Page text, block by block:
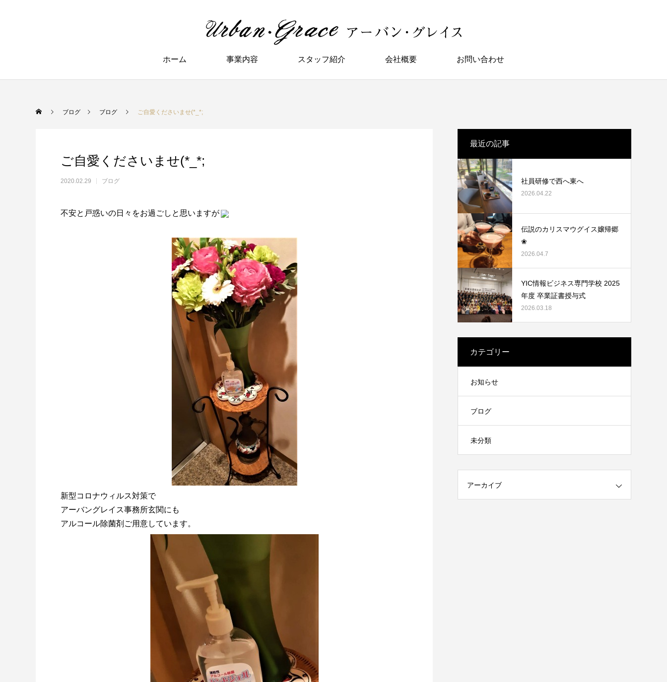
ホーム 事業内容 スタッフ紹介 会社概要 お問い合わせ
ブログ ブログ ご自愛くださいませ(*_*;
ご自愛くださいませ(*_*;
2020.02.29 ブログ
不安と戸惑いの日々をお過ごしと思いますが
新型コロナウィルス対策で
アーバングレイス事務所玄関にも
アルコール除菌剤ご用意しています。
最近の記事
社員研修で西へ東へ
2026.04.22
伝説のカリスマウグイス嬢帰郷
❀
2026.04.7
YIC情報ビジネス専門学校 2025
年度 卒業証書授与式
2026.03.18
カテゴリー
お知らせ
ブログ
未分類
アーカイブ